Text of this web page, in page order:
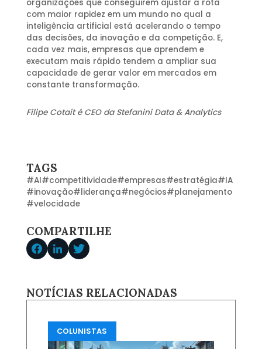
organizações que conseguirem ajustar a rota
com maior rapidez em um mundo no qual a
inteligência artificial está acelerando o tempo
das decisões, da inovação e da competição. E,
cada vez mais, empresas que aprendem e
executam mais rápido tendem a ampliar sua
capacidade de gerar valor em mercados em
constante transformação.
Filipe Cotait é CEO da Stefanini Data & Analytics
TAGS
#AI#competitividade#empresas#estratégia#IA
#inovação#liderança#negócios#planejamento
#velocidade
COMPARTILHE
NOTÍCIAS RELACIONADAS
COLUNISTAS